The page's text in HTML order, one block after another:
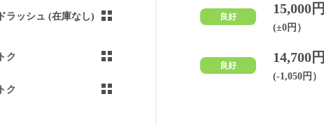
ラッシュ (在庫なし)
ク
ク
良好
15,000円
(±0円）
良好
14,700円
(-1,050円）